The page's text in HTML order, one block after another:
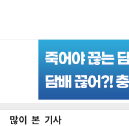
많이 본 기사